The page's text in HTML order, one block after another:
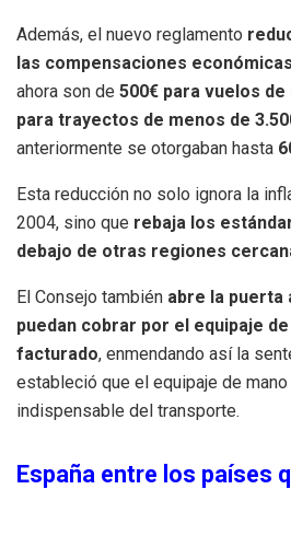
Además, el nuevo reglamento
las compensaciones económicas
ahora son de 500€ para vuelos
para trayectos de menos de
anteriormente se otorgaban hasta
Esta reducción no solo ignora la
2004, sino que rebaja los
debajo de otras regiones
El Consejo también abre la puerta
puedan cobrar por el equipaje
facturado, enmendando así la
estableció que el equipaje de
indispensable del transporte.
España entre los países